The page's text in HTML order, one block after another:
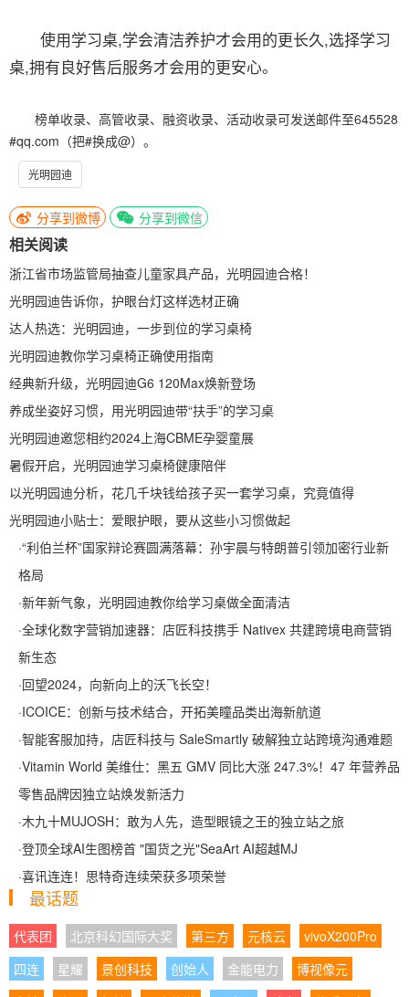
使用学习桌,学会清洁养护才会用的更长久,选择学习
桌,拥有良好售后服务才会用的更安心。
榜单收录、高管收录、融资收录、活动收录可发送邮件至645528
#qq.com（把#换成@）。
光明园迪
分享到微博 分享到微信
相关阅读
浙江省市场监管局抽查儿童家具产品，光明园迪合格！
光明园迪告诉你，护眼台灯这样选材正确
达人热选：光明园迪，一步到位的学习桌椅
光明园迪教你学习桌椅正确使用指南
经典新升级，光明园迪G6 120Max焕新登场
养成坐姿好习惯，用光明园迪带“扶手”的学习桌
光明园迪邀您相约2024上海CBME孕婴童展
暑假开启，光明园迪学习桌椅健康陪伴
以光明园迪分析，花几千块钱给孩子买一套学习桌，究竟值得
光明园迪小贴士：爱眼护眼，要从这些小习惯做起
·“利伯兰杯”国家辩论赛圆满落幕：孙宇晨与特朗普引领加密行业新
格局
·新年新气象，光明园迪教你给学习桌做全面清洁
·全球化数字营销加速器：店匠科技携手 Nativex 共建跨境电商营销
新生态
·回望2024，向新向上的沃飞长空！
·ICOICE：创新与技术结合，开拓美瞳品类出海新航道
·智能客服加持，店匠科技与 SaleSmartly 破解独立站跨境沟通难题
·Vitamin World 美维仕：黑五 GMV 同比大涨 247.3%！47 年营养品
零售品牌因独立站焕发新活力
·木九十MUJOSH：敢为人先，造型眼镜之王的独立站之旅
·登顶全球AI生图榜首 "国货之光"SeaArt AI超越MJ
·喜讯连连！思特奇连续荣获多项荣誉
最话题
代表团 北京科幻国际大奖 第三方 元核云
vivoX200Pro
四连
星耀 景创科技 创始人 金能电力
博视像元